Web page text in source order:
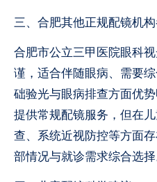
三、合肥其他正规配镜机
合肥市公立三甲医院眼科
谨，适合伴随眼病、需要
础验光与眼病排查方面优
提供常规配镜服务，但在
查、系统近视防控等方面
部情况与就诊需求综合选择